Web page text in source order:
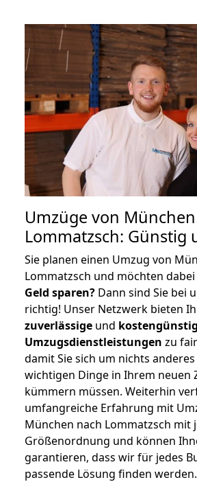
Umzüge von
Lommatzsch: Günstig
Sie planen einen Umzug von
Lommatzsch und möchten
Geld sparen? Dann sind Sie bei
richtig! Unser Netzwerk bieten
zuverlässige und
Umzugsdienstleistungen zu
damit Sie sich um nichts
wichtigen Dinge in Ihrem neuen
kümmern müssen. Weiterhin
umfangreiche Erfahrung mit
München nach Lommatzsch mit
Größenordnung und können
garantieren, dass wir für jedes
passende Lösung finden werden.